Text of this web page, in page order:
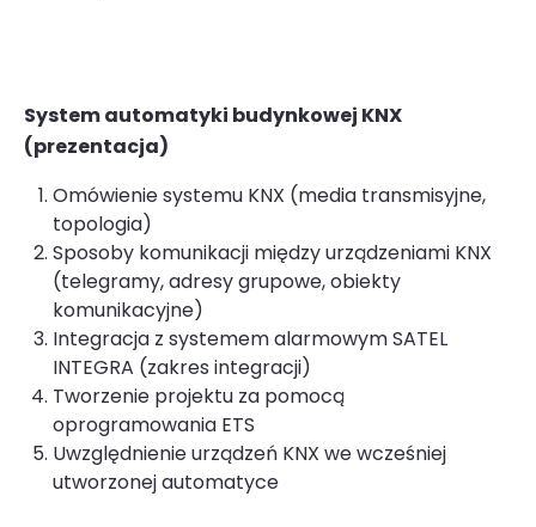
System automatyki budynkowej KNX
(prezentacja)
Omówienie systemu KNX (media transmisyjne,
topologia)
Sposoby komunikacji między urządzeniami KNX
(telegramy, adresy grupowe, obiekty
komunikacyjne)
Integracja z systemem alarmowym SATEL
INTEGRA (zakres integracji)
Tworzenie projektu za pomocą
oprogramowania ETS
Uwzględnienie urządzeń KNX we wcześniej
utworzonej automatyce